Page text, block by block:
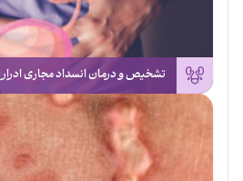
تشخیص و درمان انسداد مجاری ادرار